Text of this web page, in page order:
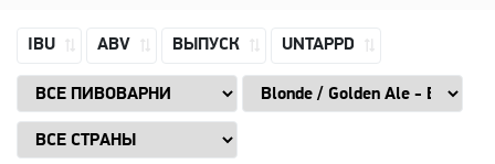
IBU ABV ВЫПУСК UNTAPPD